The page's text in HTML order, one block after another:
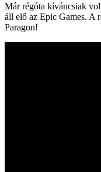
Már régóta kíváncsiak
áll elő az Epic Games. A
Paragon!